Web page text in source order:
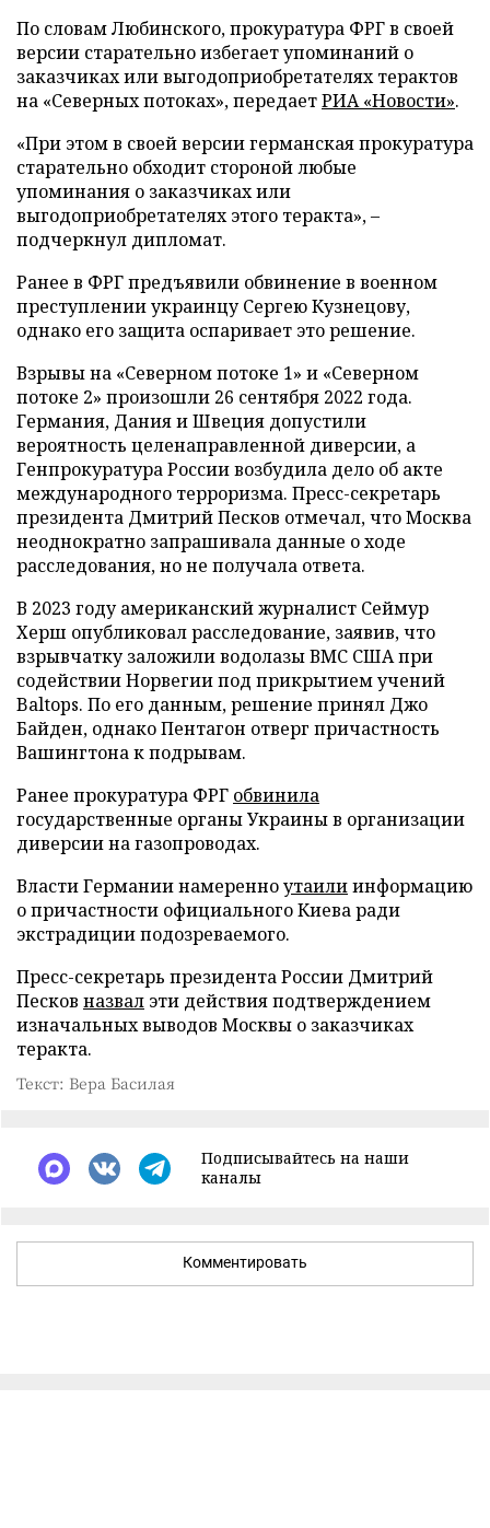
По словам Любинского, прокуратура ФРГ в своей
версии старательно избегает упоминаний о
заказчиках или выгодоприобретателях терактов
на «Северных потоках», передаетРИА «Новости».
«При этом в своей версии германская прокуратура
старательно обходит стороной любые
упоминания о заказчиках или
выгодоприобретателях этого теракта», –
подчеркнул дипломат.
Ранее в ФРГ предъявили обвинение в военном
преступлении украинцу Сергею Кузнецову,
однако его защита оспаривает это решение.
Взрывы на «Северном потоке 1» и «Северном
потоке 2» произошли 26 сентября 2022 года.
Германия, Дания и Швеция допустили
вероятность целенаправленной диверсии, а
Генпрокуратура России возбудила дело об акте
международного терроризма. Пресс-секретарь
президента Дмитрий Песков отмечал, что Москва
неоднократно запрашивала данные о ходе
расследования, но не получала ответа.
В 2023 году американский журналист Сеймур
Херш опубликовал расследование, заявив, что
взрывчатку заложили водолазы ВМС США при
содействии Норвегии под прикрытием учений
Baltops. По его данным, решение принял Джо
Байден, однако Пентагон отверг причастность
Вашингтона к подрывам.
Ранее прокуратура ФРГ обвинила
государственные органы Украины в организации
диверсии на газопроводах.
Власти Германии намеренноутаилиинформацию
о причастности официального Киева ради
экстрадиции подозреваемого.
Пресс-секретарь президента России Дмитрий
Песков назвал эти действия подтверждением
изначальных выводов Москвы о заказчиках
теракта.
Текст: Вера Басилая
Подписывайтесь на наши
каналы
Комментировать